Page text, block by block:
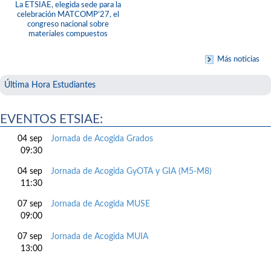
La ETSIAE, elegida sede para la
celebración MATCOMP’27, el
congreso nacional sobre
materiales compuestos
Más noticias
Última Hora Estudiantes
EVENTOS ETSIAE:
04 sep
09:30
Jornada de Acogida Grados
04 sep
11:30
Jornada de Acogida GyOTA y GIA (M5-M8)
07 sep
09:00
Jornada de Acogida MUSE
07 sep
13:00
Jornada de Acogida MUIA